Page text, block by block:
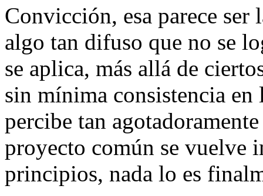
Convicción, esa parece ser
algo tan difuso que no se
se aplica, más allá de
sin mínima consistencia en
percibe tan
proyecto común se vuelve
principios, nada lo es